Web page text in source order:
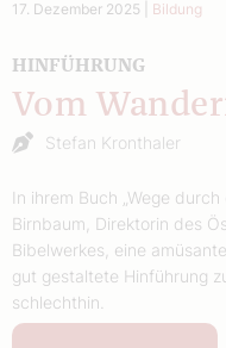
17. Dezember 2025 Bildung
HINFÜHRUNG
Vom
Stefan Kronthaler
In ihrem Buch „Wege
Birnbaum, Direktorin des
Bibelwerkes, eine
gut gestaltete Hinführung
schlechthin.